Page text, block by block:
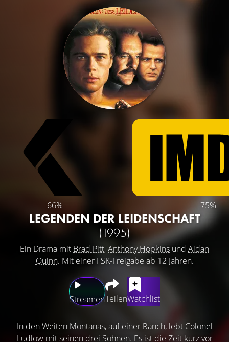
66% 75%
LEGENDEN DER LEIDENSCHAFT
(1995)
Ein Drama mit Brad Pitt,Anthony Hopkins und Aidan
Quinn. Mit einer FSK-Freigabe ab 12 Jahren.
StreamenTeilenWatchlist
In den Weiten Montanas, auf einer Ranch, lebt Colonel
Ludlow mit seinen drei Söhnen. Es ist die Zeit kurz vor